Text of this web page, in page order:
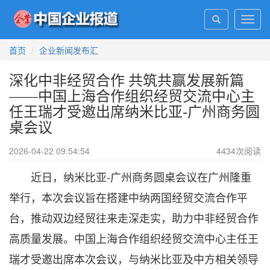
首页
企业新闻发布汇
深化中非经贸合作 共筑共赢发展新篇
——中国上海合作组织经贸交流中心主
任王瑞才受邀出席纳米比亚-广州商务圆
桌会议
2026-04-22 09:54:54 4434次阅读
近日，纳米比亚-广州商务圆桌会议在广州隆重
举行，本次会议旨在搭建中纳两国经贸交流合作平
台，推动双边经贸往来走深走实，助力中非经贸合作
高质量发展。中国上海合作组织经贸交流中心主任王
瑞才受邀出席本次会议，与纳米比亚及中方相关领导